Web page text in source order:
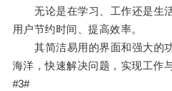
无论是在学习、工作还是生
用户节约时间、提高效率。
其简洁易用的界面和强大的功
海洋，快速解决问题，实现工作
#3#